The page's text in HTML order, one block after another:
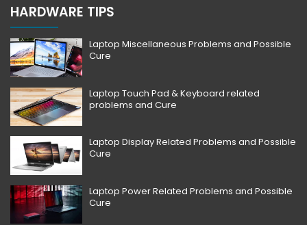
HARDWARE TIPS
Laptop Miscellaneous Problems and Possible
Cure
Laptop Touch Pad & Keyboard related
problems and Cure
Laptop Display Related Problems and Possible
Cure
Laptop Power Related Problems and Possible
Cure